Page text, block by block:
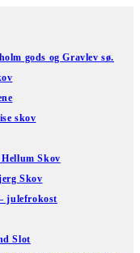
gods og Gravlev sø.
skov
Skov
Skov
julefrokost
Slot